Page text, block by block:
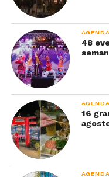
AGENDA
48
AGENDA
16
AGENDA